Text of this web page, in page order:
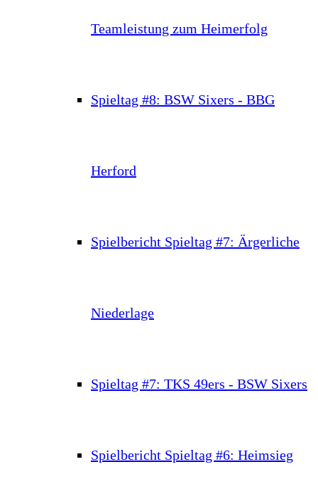
Teamleistung zum Heimerfolg
Spieltag #8: BSW Sixers - BBG
Herford
Spielbericht Spieltag #7: Ärgerliche
Niederlage
Spieltag #7: TKS 49ers - BSW Sixers
Spielbericht Spieltag #6: Heimsieg